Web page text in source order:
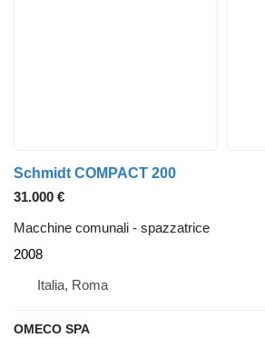
Schmidt COMPACT 200
31.000 €
Macchine comunali - spazzatrice
2008
Italia, Roma
OMECO SPA